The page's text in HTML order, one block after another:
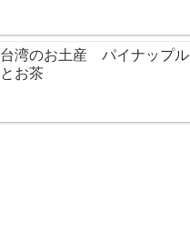
台湾のお土産 パイナップル
とお茶